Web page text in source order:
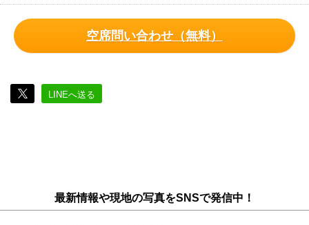
空席問い合わせ（無料）
LINEへ送る
最新情報や現地の写真をSNSで発信中！